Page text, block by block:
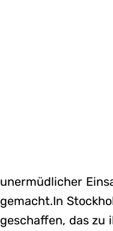
unermüdlicher
gemacht.In
geschaffen, das zu